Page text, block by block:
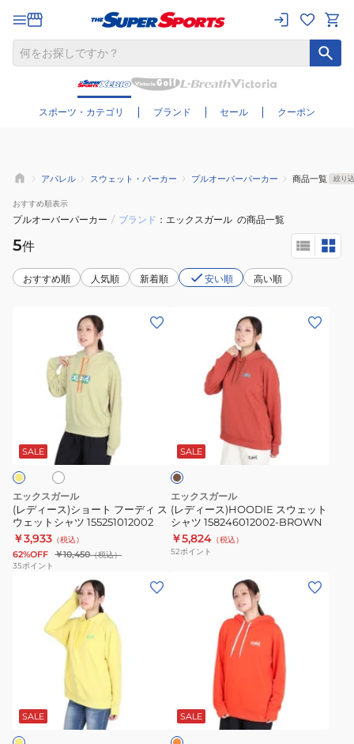
スポーツ・カテゴリ ブランド セール クーポン
さらに絞り込む
アパレル スウェット・パーカー プルオーバーパーカー 商品一覧 絞り
おすすめ順表示
プルオーバーパーカー / ブランド エックスガール の商品一覧
5件
おすすめ順 人気順 新着順 安い順 高い順
ー
ト
フ
ー
デ
ィ
ス
155251012002
SALE
エックスガール
(レディース)ショート フーディ ス
ウェットシャツ 155251012002
￥3,933 （税込）
62%OFF ￥10,450（税込）
35ポイント
ス)HOODIE
ェ
ッ
ト
シ
ャ
ツ
SALE
レ
ン
エックスガール
(レディース)HOODIE スウェット
シャツ 158246012002-BROWN
￥5,824 （税込）
52ポイント
ス)HOODIE
ェ
ッ
SALE
デ
ィ
SALE
オ
レ
ン
ジ